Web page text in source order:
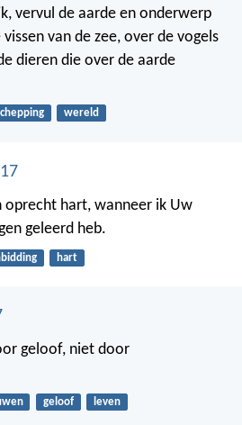
vervul de aarde en onderwerp
van de zee, over de vogels
dieren die over de aarde
wereld
oprecht hart, wanneer ik Uw
geleerd heb.
hart
geloof, niet door
geloof leven